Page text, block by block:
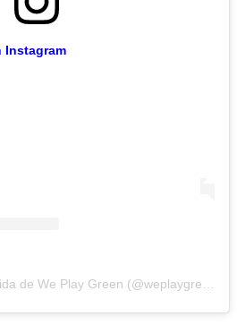
Instagram